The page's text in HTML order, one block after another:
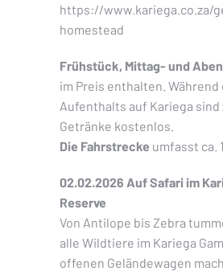
https://www.kariega.co.za/
homestead
Frühstück, Mittag- und
im Preis enthalten. Während
Aufenthalts auf Kariega sind
Getränke kostenlos.
Die Fahrstrecke umfasst ca.
02.02.2026 Auf Safari im
Reserve
Von Antilope bis Zebra
alle Wildtiere im Kariega
offenen Geländewagen